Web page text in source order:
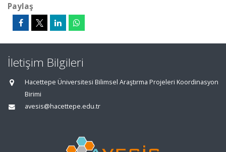
Paylaş
İletişim Bilgileri
Hacettepe Üniversitesi Bilimsel Araştırma Projeleri Koordinasyon
Birimi
avesis@hacettepe.edu.tr